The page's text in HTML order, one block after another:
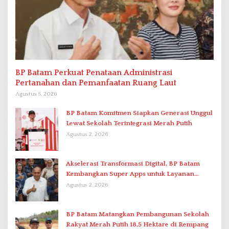
BP Batam Perkuat Penataan Administrasi
Pertanahan dan Pemanfaatan Ruang Laut
Agustus 5, 2026
BP Batam Komitmen Siapkan Generasi Unggul
Lewat Sekolah Terintegrasi Merah Putih
Agustus 2, 2026
Akselerasi Transformasi Digital, BP Batam
Kembangkan Super Apps untuk Layanan
Terpadu
Agustus 2, 2026
BP Batam Matangkan Pembangunan Sekolah
Rakyat Merah Putih 18,5 Hektare di Rempang